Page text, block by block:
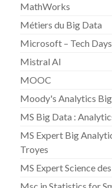
MathWorks
Métiers du Big Data
Microsoft – Tech Days
Mistral AI
MOOC
Moody's Analytics
MS Big Data :
MS Expert Big
Troyes
MS Expert Science